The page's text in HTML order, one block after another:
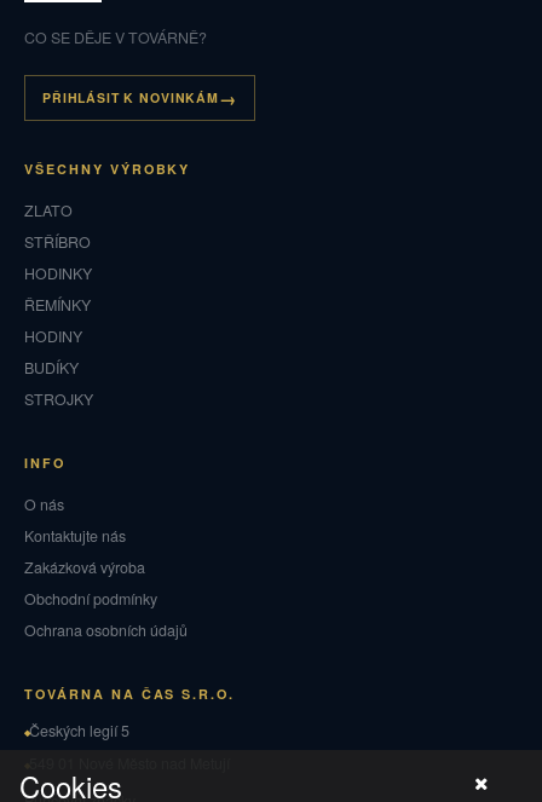
CO SE DĚJE V TOVÁRNĚ?
PŘIHLÁSIT K NOVINKÁM
VŠECHNY VÝROBKY
ZLATO
STŘÍBRO
HODINKY
ŘEMÍNKY
HODINY
BUDÍKY
STROJKY
INFO
O nás
Kontaktujte nás
Zakázková výroba
Obchodní podmínky
Ochrana osobních údajů
TOVÁRNA NA ČAS S.R.O.
Českých legií 5
Cookies